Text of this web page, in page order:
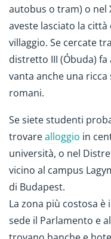
autobus o tram) o nel
aveste lasciato la
villaggio. Se cercate
distretto III (Óbuda)
vanta anche una
romani.
Se siete studenti
trovarealloggio in
università, o nel
vicino al campus
di Budapest.
La zona più costosa
sede il Parlamento e